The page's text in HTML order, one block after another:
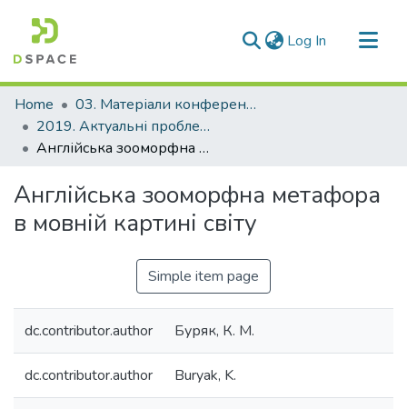
Log In (current)
Communities & Collections
All of DSpace
Statistics
Home
03. Матеріали конференцій та семінарів
2019. Актуальні проблеми перекладознавства, текстології і дискурсології
Англійська зооморфна метафора в мовній картині світу
Англійська зооморфна метафора
в мовній картині світу
Simple item page
dc.contributor.author Буряк, К. М.
dc.contributor.author Buryak, K.